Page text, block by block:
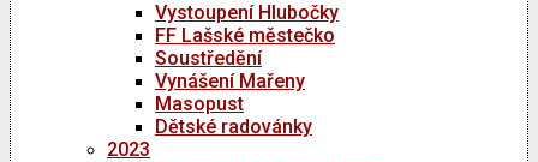
Vystoupení Hlubočky
FF Lašské městečko
Soustředění
Vynášení Mařeny
Masopust
Dětské radovánky
2023